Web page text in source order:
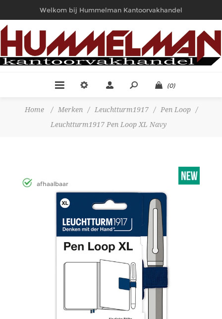
Welkom bij Hummelman Kantoorvakhandel
(0)
Home / Merken / Leuchtturm1917 / Pen Loop
/
Leuchtturm1917 Pen Loop XL Navy
afhaalbaar